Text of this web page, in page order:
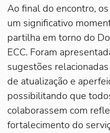
Ao final do encontro,
um significativo
partilha em torno do
ECC. Foram
sugestões
de atualização e
possibilitando que
colaborassem com
fortalecimento do